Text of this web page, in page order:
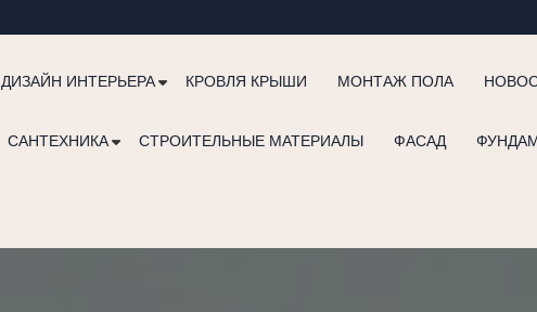
ДИЗАЙН ИНТЕРЬЕРА КРОВЛЯ КРЫШИ МОНТАЖ ПОЛА
САНТЕХНИКА СТРОИТЕЛЬНЫЕ МАТЕРИАЛЫ ФАСАД